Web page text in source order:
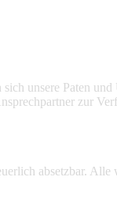
sich unsere Paten
zur
absetzbar.